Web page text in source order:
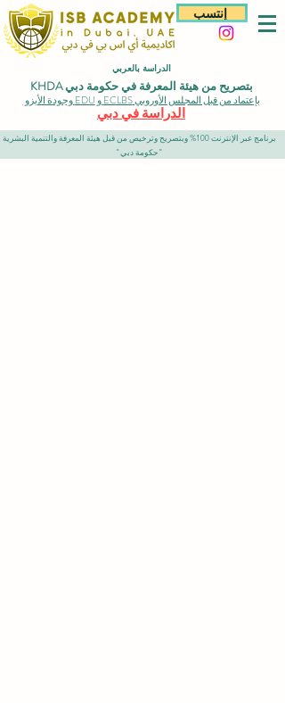
إنتسب
الدراسة بالعربي
بتصريح من هيئة المعرفة في حكومة دبي KHDA
بإعتماد من قبل المجلس الأوروبي ECLBS و EDU وجودة الأيزو
الدراسة في دبي
برنامج عبر الإنترنت 100% وبتصريح وترخيص من قبل هيئة المعرفة والتنمية البشرية
"حكومة دبي"